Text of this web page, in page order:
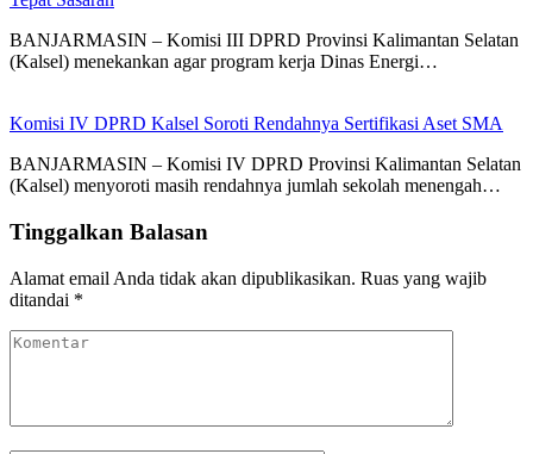
BANJARMASIN – Komisi III DPRD Provinsi Kalimantan Selatan
(Kalsel) menekankan agar program kerja Dinas Energi…
Komisi IV DPRD Kalsel Soroti Rendahnya Sertifikasi Aset SMA
BANJARMASIN – Komisi IV DPRD Provinsi Kalimantan Selatan
(Kalsel) menyoroti masih rendahnya jumlah sekolah menengah…
Tinggalkan Balasan
Alamat email Anda tidak akan dipublikasikan. Ruas yang wajib
ditandai *